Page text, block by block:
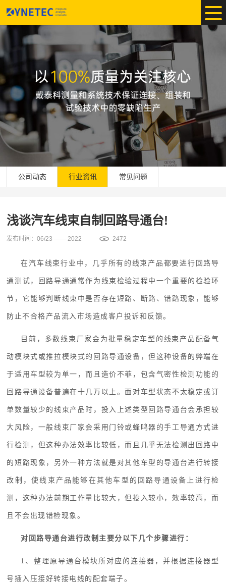
公司动态 行业资讯 常见问题
浅谈汽车线束自制回路导通台!
发布时间：06/23 —— 2022 2472
在汽车线束行业中，几乎所有的线束产品都要进行回路导
通测试，回路导通通常作为线束检验过程中一个重要的检验环
节，它能够判断线束中是否存在短路、断路、错路现象，能够
防止不合格产品流入市场造成客户投诉和反馈。
目前，多数线束厂家会为批量稳定车型的线束产品配备气
动模块式或推拉模块式的回路导通设备，但这种设备的弊端在
于适用车型较为单一，而且造价不菲，包含气密性检测功能的
回路导通设备普遍在十几万以上。面对车型状态不太稳定或订
单数量较少的线束产品时，投入上述类型回路导通台会承担较
大风险，一般线束厂家会采用门铃或蜂鸣器的手工导通方式进
行检测，但这种办法效率比较低，而且几乎无法检测出回路中
的短路现象，另外一种方法就是对其他车型的导通台进行转接
改制，使线束产品能够在其他车型的回路导通设备上进行检
测，这种办法前期工作量比较大，但投入较小，效率较高，而
且不会出现错检现象。
对回路导通台进行改制主要分以下几个步骤进行：
1、 整理原导通台模块所对应的连接器，并根据连接器型
号插入压接好转接电线的配套端子。